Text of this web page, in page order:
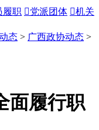
履职 党派团体 机关
态 > 广西政协动态 >
面履行职